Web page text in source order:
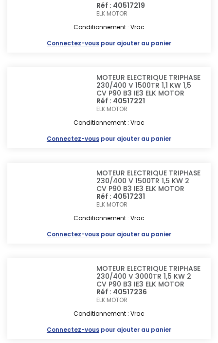
Réf : 40517219
ELK MOTOR
Conditionnement : Vrac
Connectez-vous pour ajouter au panier
MOTEUR ELECTRIQUE TRIPHASE
230/400 V 1500TR 1,1 KW 1,5
CV P90 B3 IE3 ELK MOTOR
Réf : 40517221
ELK MOTOR
Conditionnement : Vrac
Connectez-vous pour ajouter au panier
MOTEUR ELECTRIQUE TRIPHASE
230/400 V 1500TR 1,5 KW 2
CV P90 B3 IE3 ELK MOTOR
Réf : 40517231
ELK MOTOR
Conditionnement : Vrac
Connectez-vous pour ajouter au panier
MOTEUR ELECTRIQUE TRIPHASE
230/400 V 3000TR 1,5 KW 2
CV P90 B3 IE3 ELK MOTOR
Réf : 40517236
ELK MOTOR
Conditionnement : Vrac
Connectez-vous pour ajouter au panier